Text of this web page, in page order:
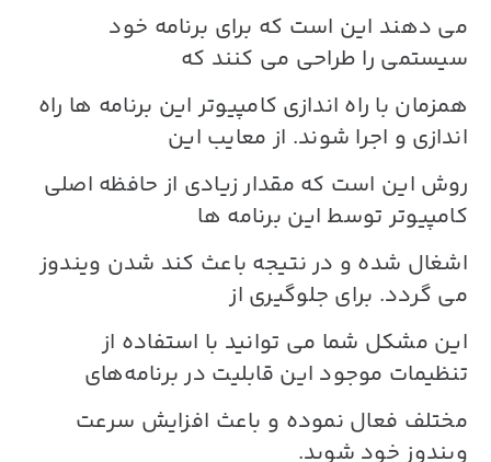
می دهند این است که برای برنامه خود
سیستمی را طراحی می کنند که
همزمان با راه اندازی کامپیوتر این برنامه ها راه
اندازی و اجرا شوند. از معایب این
روش این است که مقدار زیادی از حافظه اصلی
کامپیوتر توسط این برنامه ها
اشغال شده و در نتیجه باعث کند شدن ویندوز
می گردد. برای جلوگیری از
این مشکل شما می توانید با استفاده از
تنظیمات موجود این قابلیت در برنامه‌های
مختلف فعال نموده و باعث افزایش سرعت
ویندوز خود شوید.